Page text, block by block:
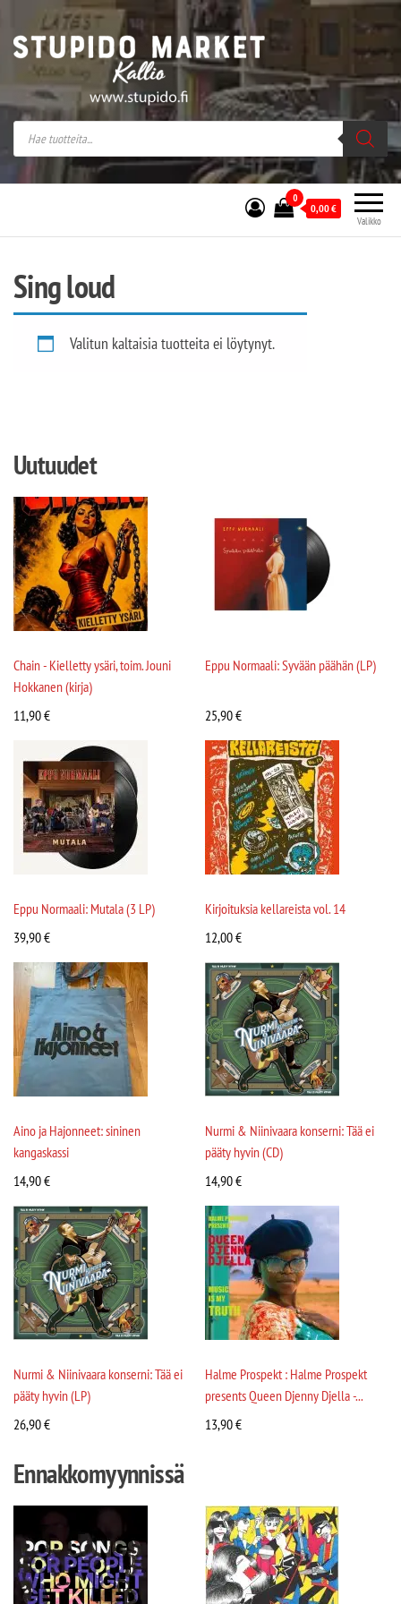
Stupido Market – verkossa ja kivijalassa
Stupido Market on vaihtoehtomusaan
erikoistunut verkko- sekä
kivijalkakauppa Helsingissä Kallion
sydämessä.
Valikko
0
0,00€
Sing loud
Valitun kaltaisia tuotteita ei löytynyt.
Uutuudet
Chain - Kielletty ysäri, toim. Jouni
Hokkanen (kirja)
11,90€
Eppu Normaali: Syvään päähän (LP)
25,90€
Eppu Normaali: Mutala (3 LP)
39,90€
Kirjoituksia kellareista vol. 14
12,00€
Aino ja Hajonneet: sininen
kangaskassi
14,90€
Nurmi & Niinivaara konserni: Tää ei
pääty hyvin (CD)
14,90€
Nurmi & Niinivaara konserni: Tää ei
pääty hyvin (LP)
26,90€
Halme Prospekt : Halme Prospekt
presents Queen Djenny Djella -...
13,90€
Ennakkomyynnissä